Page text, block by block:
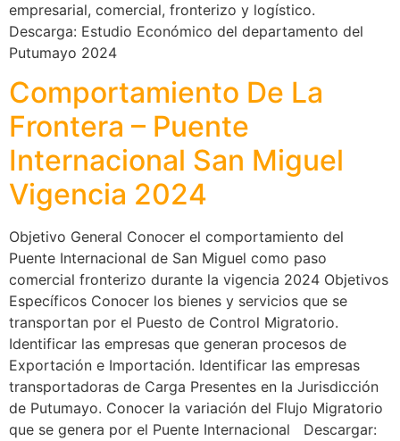
empresarial, comercial, fronterizo y logístico.
Descarga: Estudio Económico del departamento del
Putumayo 2024
Comportamiento De La
Frontera – Puente
Internacional San Miguel
Vigencia 2024
Objetivo General Conocer el comportamiento del
Puente Internacional de San Miguel como paso
comercial fronterizo durante la vigencia 2024 Objetivos
Específicos Conocer los bienes y servicios que se
transportan por el Puesto de Control Migratorio.
Identificar las empresas que generan procesos de
Exportación e Importación. Identificar las empresas
transportadoras de Carga Presentes en la Jurisdicción
de Putumayo. Conocer la variación del Flujo Migratorio
que se genera por el Puente Internacional Descargar: